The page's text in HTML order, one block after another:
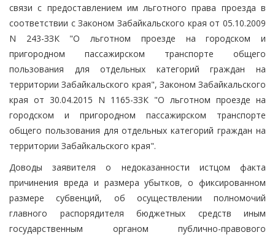
связи с предоставлением им льготного права проезда в
соответствии с Законом Забайкальского края от 05.10.2009
N 243-ЗЗК "О льготном проезде на городском и
пригородном пассажирском транспорте общего
пользования для отдельных категорий граждан на
территории Забайкальского края", Законом Забайкальского
края от 30.04.2015 N 1165-ЗЗК "О льготном проезде на
городском и пригородном пассажирском транспорте
общего пользования для отдельных категорий граждан на
территории Забайкальского края".
Доводы заявителя о недоказанности истцом факта
причинения вреда и размера убытков, о фиксированном
размере субвенций, об осуществлении полномочий
главного распорядителя бюджетных средств иным
государственным органом публично-правового